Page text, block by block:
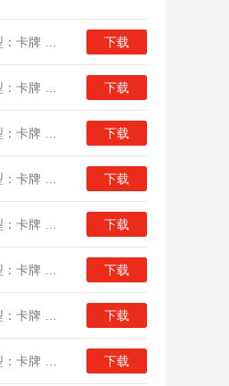
下载
下载
下载
下载
下载
下载
下载
下载